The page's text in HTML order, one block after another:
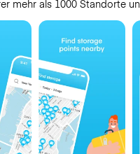
mehr als 1000 Standorte